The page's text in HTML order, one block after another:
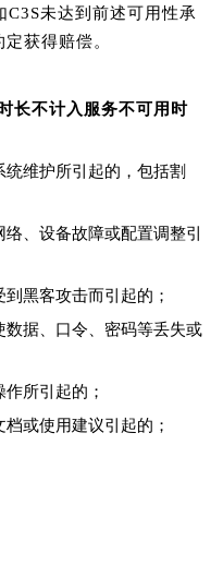
C3S未达到前述可用性承
获得赔偿。
长不计入服务不可用时
统维护所引起的，包括割
、设备故障或配置调整引
黑客攻击而引起的；
数据、口令、密码等丢失或
所引起的；
或使用建议引起的；